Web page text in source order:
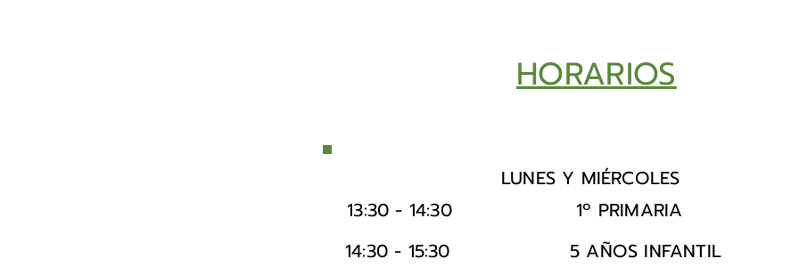
HORARIOS
LUNES Y MIÉRCOLES
13:30 - 14:30
14:30 - 15:30
1º PRIMARIA
5 AÑOS INFANTIL